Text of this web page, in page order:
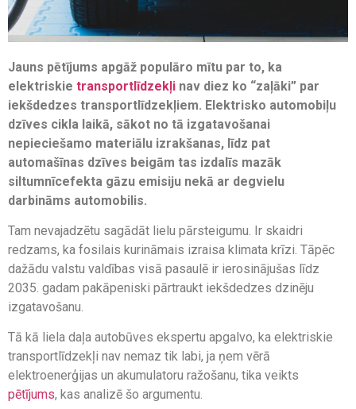
Jauns pētījums apgāž populāro mītu par to, ka
elektriskie transportlīdzekļi nav diez ko “zaļāki” par
iekšdedzes transportlīdzekļiem. Elektrisko automobiļu
dzīves cikla laikā, sākot no tā izgatavošanai
nepieciešamo materiālu izrakšanas, līdz pat
automašīnas dzīves beigām tas izdalīs mazāk
siltumnīcefekta gāzu emisiju nekā ar degvielu
darbināms automobilis.
Tam nevajadzētu sagādāt lielu pārsteigumu. Ir skaidri
redzams, ka fosilais kurināmais izraisa klimata krīzi. Tāpēc
dažādu valstu valdības visā pasaulē ir ierosinājušas līdz
2035. gadam pakāpeniski pārtraukt iekšdedzes dzinēju
izgatavošanu.
Tā kā liela daļa autobūves ekspertu apgalvo, ka elektriskie
transportlīdzekļi nav nemaz tik labi, ja ņem vērā
elektroenerģijas un akumulatoru ražošanu, tika veikts
pētījums, kas analizē šo argumentu.